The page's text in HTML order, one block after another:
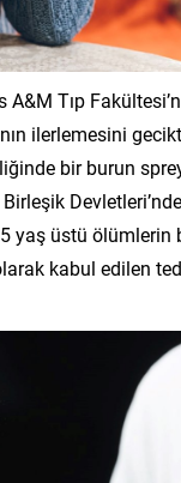
Tıp
ilerlemesini
bir burun
yaş üstü ölümlerin
kabul edilen